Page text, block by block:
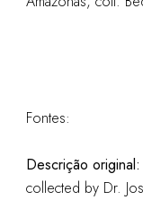
Fontes:
Descrição original:
collected by Dr.